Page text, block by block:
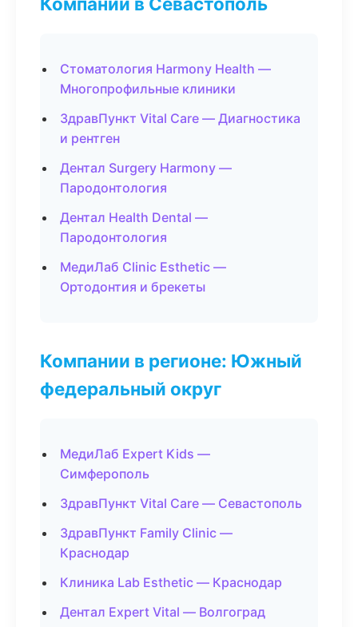
Стоматология Harmony Health —
Многопрофильные клиники
ЗдравПункт Vital Care — Диагностика
и рентген
Дентал Surgery Harmony —
Пародонтология
Дентал Health Dental —
Пародонтология
МедиЛаб Clinic Esthetic —
Ортодонтия и брекеты
Компании в регионе: Южный
федеральный округ
МедиЛаб Expert Kids —
Симферополь
ЗдравПункт Vital Care — Севастополь
ЗдравПункт Family Clinic —
Краснодар
Клиника Lab Esthetic — Краснодар
Дентал Expert Vital — Волгоград